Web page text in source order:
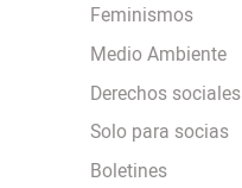
Feminismos
Medio Ambiente
Derechos sociales
Solo para socias
Boletines